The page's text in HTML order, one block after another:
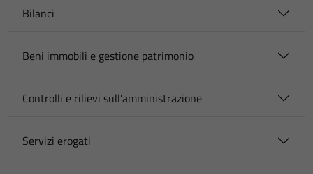
Bilanci
Beni immobili e gestione patrimonio
Controlli e rilievi sull'amministrazione
Servizi erogati